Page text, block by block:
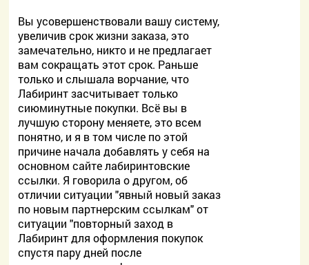
Вы усовершенствовали вашу систему,
увеличив срок жизни заказа, это
замечательно, никто и не предлагает
вам сокращать этот срок. Раньше
только и слышала ворчание, что
Лабиринт засчитывает только
сиюминутные покупки. Всё вы в
лучшую сторону меняете, это всем
понятно, и я в том числе по этой
причине начала добавлять у себя на
основном сайте лабиринтовские
ссылки. Я говорила о другом, об
отличии ситуации "явный новый заказ
по новым партнерским ссылкам" от
ситуации "повторный заход в
Лабиринт для оформления покупок
спустя пару дней после